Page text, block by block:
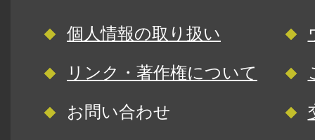
個人情報の取り扱い
リンク・著作権について
お問い合わせ